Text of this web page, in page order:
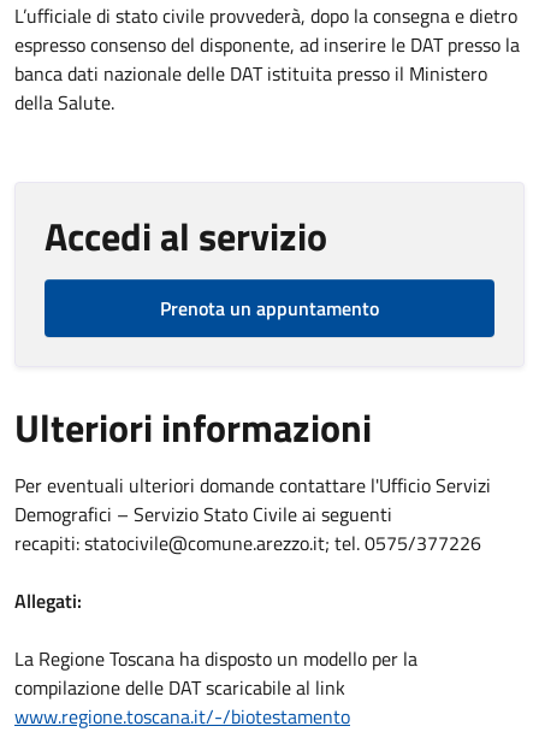
L’ufficiale di stato civile provvederà, dopo la consegna e dietro
espresso consenso del disponente, ad inserire le DAT presso la
banca dati nazionale delle DAT istituita presso il Ministero
della Salute.
Accedi al servizio
Prenota un appuntamento
Ulteriori informazioni
Per eventuali ulteriori domande contattare l'Ufficio Servizi
Demografici – Servizio Stato Civile ai seguenti
recapiti: statocivile@comune.arezzo.it; tel. 0575/377226
Allegati:
La Regione Toscana ha disposto un modello per la
compilazione delle DAT scaricabile al link
www.regione.toscana.it/-/biotestamento